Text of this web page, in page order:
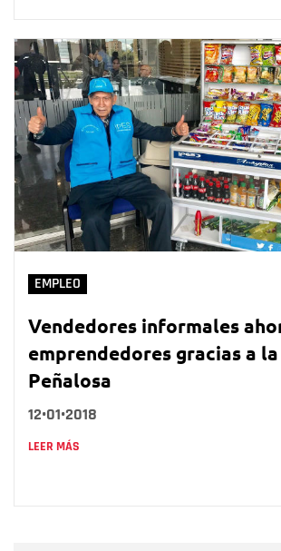
EMPLEO
Vendedores informales
emprendedores gracias a
Peñalosa
12•01•2018
LEER MÁS